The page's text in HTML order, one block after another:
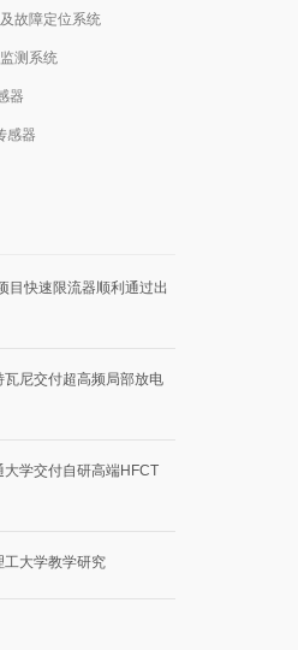
故障定位系统
测系统
器
感器
目快速限流器顺利通过出
尼交付超高频局部放电
学交付自研高端HFCT
大学教学研究